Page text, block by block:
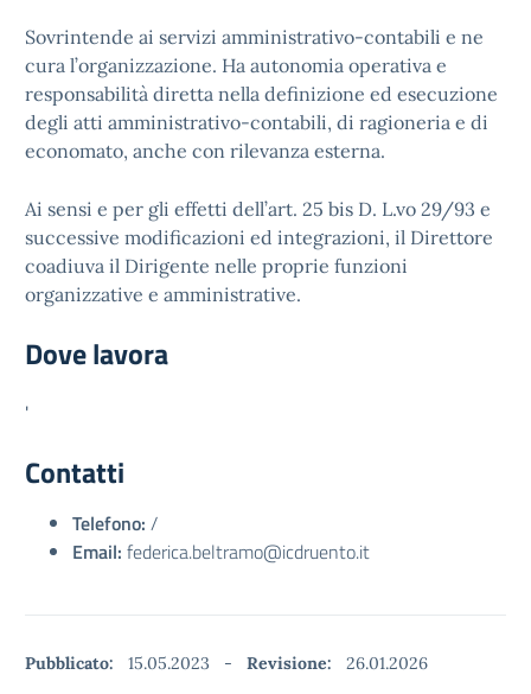
Sovrintende ai servizi amministrativo-contabili e ne
cura l’organizzazione. Ha autonomia operativa e
responsabilità diretta nella definizione ed esecuzione
degli atti amministrativo-contabili, di ragioneria e di
economato, anche con rilevanza esterna.
Ai sensi e per gli effetti dell’art. 25 bis D. L.vo 29/93 e
successive modificazioni ed integrazioni, il Direttore
coadiuva il Dirigente nelle proprie funzioni
organizzative e amministrative.
Dove lavora
'
Contatti
Telefono: /
Email: federica.beltramo@icdruento.it
Pubblicato: 15.05.2023 - Revisione:
26.01.2026